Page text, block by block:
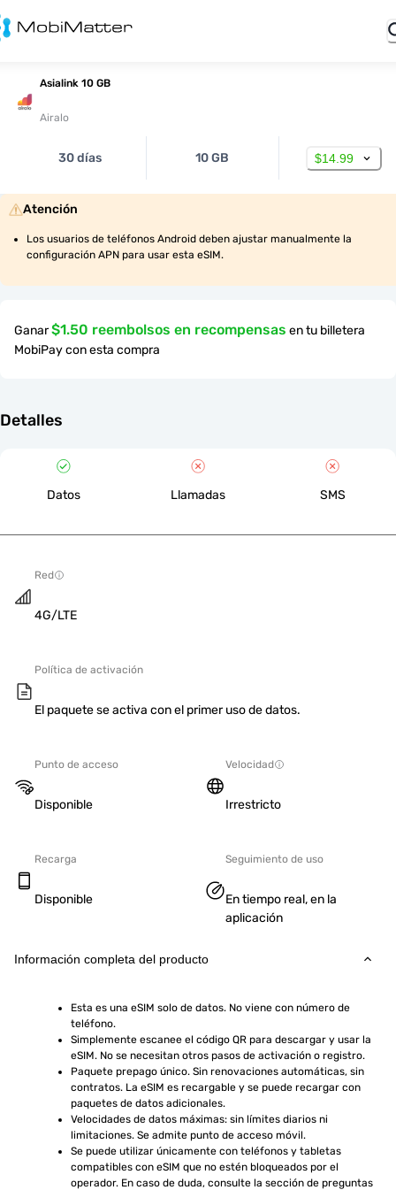
Asialink 10 GB
Airalo
30 días 10 GB $14.99
Atención
Los usuarios de teléfonos Android deben ajustar manualmente la
configuración APN para usar esta eSIM.
Ganar$1.50 reembolsos en recompensas en tu billetera
MobiPay con esta compra
Detalles
Datos Llamadas SMS
Red
4G/LTE
Política de activación
El paquete se activa con el primer uso de datos.
Punto de acceso
Disponible
Velocidad
Irrestricto
Recarga
Disponible
Seguimiento de uso
En tiempo real, en la
aplicación
Información completa del producto
Esta es una eSIM solo de datos. No viene con número de
teléfono.
Simplemente escanee el código QR para descargar y usar la
eSIM. No se necesitan otros pasos de activación o registro.
Paquete prepago único. Sin renovaciones automáticas, sin
contratos. La eSIM es recargable y se puede recargar con
paquetes de datos adicionales.
Velocidades de datos máximas: sin límites diarios ni
limitaciones. Se admite punto de acceso móvil.
Se puede utilizar únicamente con teléfonos y tabletas
compatibles con eSIM que no estén bloqueados por el
operador. En caso de duda, consulte la sección de preguntas